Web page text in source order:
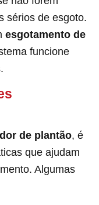
sérios de esgoto.
esgotamento de
funcione
de plantão, é
que ajudam
Algumas